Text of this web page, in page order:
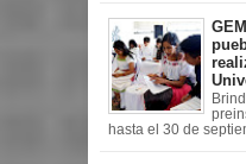
hasta el 30 de